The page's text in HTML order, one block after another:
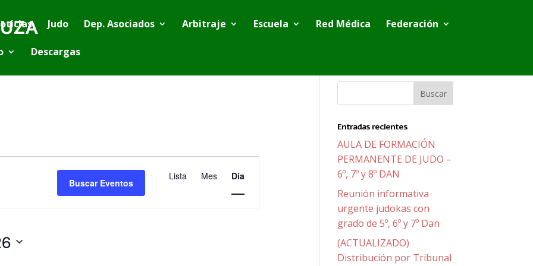
Judo Dep. Asociados Arbitraje Escuela Red Médica Federación
Descargas
Buscar Eventos
Navegación
de
vistas
Lista Mes Día
Entradas recientes
AULA DE FORMACIÓN
PERMANENTE DE JUDO –
6º, 7º y 8º DAN
Reunión informativa
urgente judokas con
grado de 5º, 6º y 7º Dan
(ACTUALIZADO)
Distribución por Tribunal